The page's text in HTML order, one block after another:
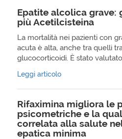
Epatite alcolica
più Acetilcisteina
La mortalità nei pazienti con
acuta è alta, anche tra quelli
glucocorticoidi. È stato valutato
Leggi articolo
Rifaximina migliora le
psicometriche e la
correlata alla salute
epatica minima